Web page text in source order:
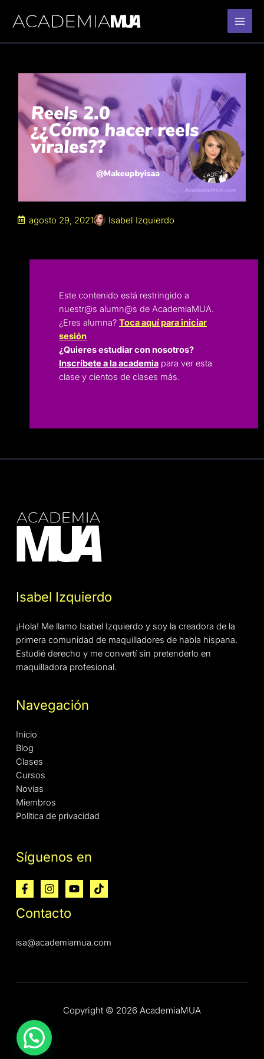
agosto 29, 2021 Isabel Izquierdo
Este contenido está restringido a
nuestr@s alumn@s de AcademiaMUA.
¿Eres alumna? Toca aquí para iniciar
sesión
¿Quieres estudiar con nosotros?
Inscríbete a la academia para ver esta
clase y cientos de clases más.
Isabel Izquierdo
¡Hola! Me llamo Isabel Izquierdo y soy la creadora de la
primera comunidad de maquilladores de habla hispana.
Estudié derecho y me convertí sin pretenderlo en
maquilladora profesional.
Navegación
Inicio
Blog
Clases
Cursos
Novias
Miembros
Política de privacidad
Síguenos en
Contacto
isa@academiamua.com
Copyright © 2026 AcademiaMUA